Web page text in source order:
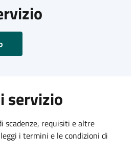
servizio
scadenze, requisiti e altre
i termini e le condizioni di